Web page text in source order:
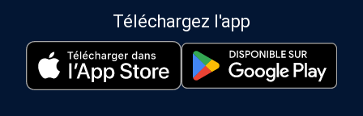
Téléchargez l'app